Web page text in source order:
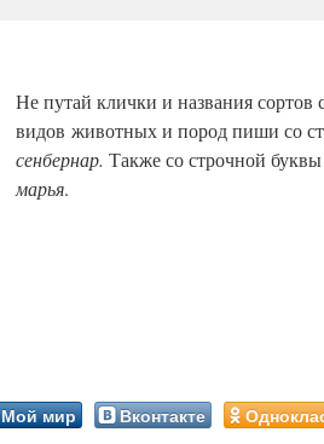
Не путай клички и названия
видов животных и пород пиши со
сенбернар. Также со строчной
марья.
Мой мир Вконтакте